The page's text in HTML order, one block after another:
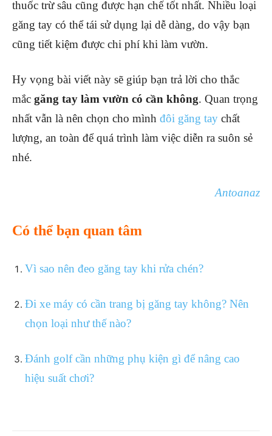
thuốc trừ sâu cũng được hạn chế tốt nhất. Nhiều loại
găng tay có thể tái sử dụng lại dễ dàng, do vậy bạn
cũng tiết kiệm được chi phí khi làm vườn.
Hy vọng bài viết này sẽ giúp bạn trả lời cho thắc
mắc găng tay làm vườn có cần không. Quan trọng
nhất vẫn là nên chọn cho mình đôi găng tay chất
lượng, an toàn để quá trình làm việc diễn ra suôn sẻ
nhé.
Antoanaz
Có thể bạn quan tâm
Vì sao nên đeo găng tay khi rửa chén?
Đi xe máy có cần trang bị găng tay không? Nên
chọn loại như thế nào?
Đánh golf cần những phụ kiện gì để nâng cao
hiệu suất chơi?